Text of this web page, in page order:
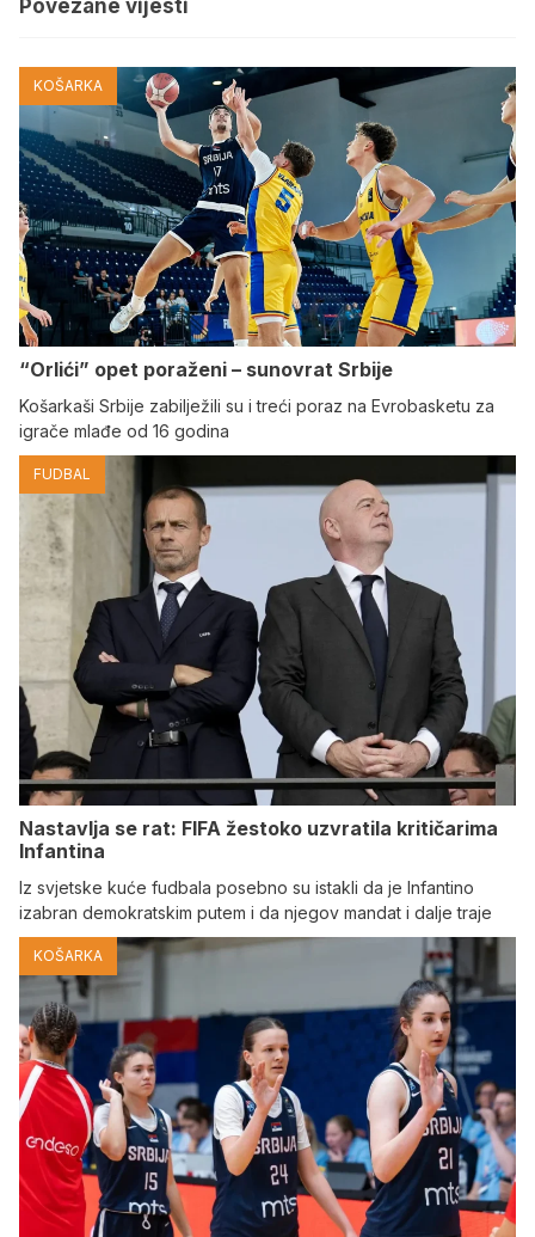
Povezane vijesti
KOŠARKA
“Orlići” opet poraženi – sunovrat Srbije
Košarkaši Srbije zabilježili su i treći poraz na Evrobasketu za
igrače mlađe od 16 godina
FUDBAL
Nastavlja se rat: FIFA žestoko uzvratila kritičarima
Infantina
Iz svjetske kuće fudbala posebno su istakli da je Infantino
izabran demokratskim putem i da njegov mandat i dalje traje
KOŠARKA